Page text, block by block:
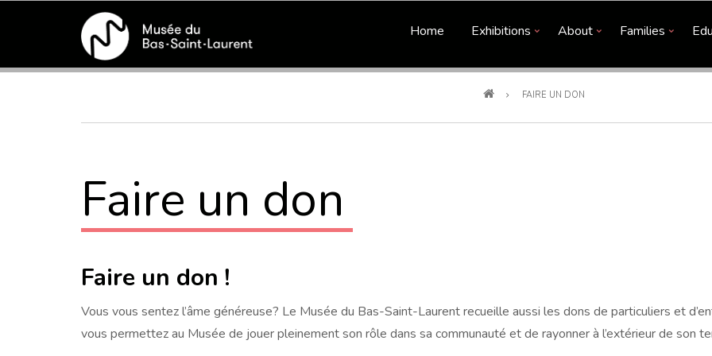
content
Home Exhibitions About Families
Breadcrumb FAIRE UN DON
Faire un don
Faire un don !
Vous vous sentez l’âme généreuse? Le Musée du Bas-Saint-Laurent recueille aussi les dons de particuliers et
vous permettez au Musée de jouer pleinement son rôle dans sa communauté et de rayonner à l’extérieur de son